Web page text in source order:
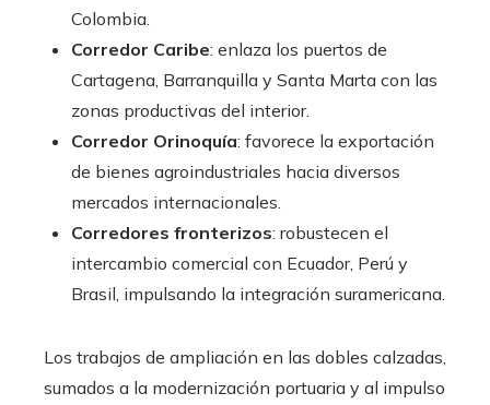
Colombia.
Corredor Caribe: enlaza los puertos de
Cartagena, Barranquilla y Santa Marta con las
zonas productivas del interior.
Corredor Orinoquía: favorece la exportación
de bienes agroindustriales hacia diversos
mercados internacionales.
Corredores fronterizos: robustecen el
intercambio comercial con Ecuador, Perú y
Brasil, impulsando la integración suramericana.
Los trabajos de ampliación en las dobles calzadas,
sumados a la modernización portuaria y al impulso